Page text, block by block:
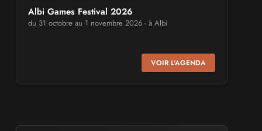
Albi Games Festival 2026
du 31 octobre au 1 novembre 2026 - à Albi
SALONS & CONVENTIONS GEEKS
Virtual Calais - salon du jeu vidéo et des
loisirs numériques 2026
SALONS & CONVENTIONS GEEKS
VOIR L'AGENDA